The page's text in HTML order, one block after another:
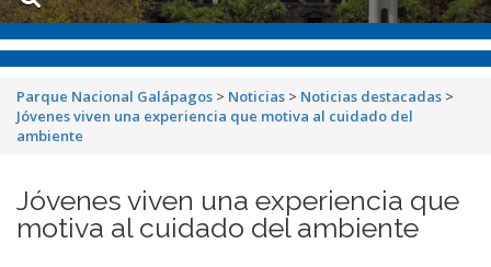
Parque Nacional Galápagos > Noticias > Noticias destacadas >
Jóvenes viven una experiencia que motiva al cuidado del
ambiente
Jóvenes viven una experiencia que
motiva al cuidado del ambiente